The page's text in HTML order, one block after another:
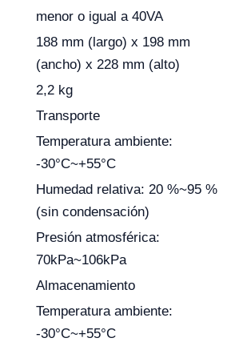
menor o igual a 40VA
188 mm (largo) x 198 mm
(ancho) x 228 mm (alto)
2,2 kg
Transporte
Temperatura ambiente:
-30°C~+55°C
Humedad relativa: 20 %~95 %
(sin condensación)
Presión atmosférica:
70kPa~106kPa
Almacenamiento
Temperatura ambiente:
-30°C~+55°C